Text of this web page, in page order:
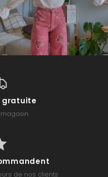
gratuite
de nos clients